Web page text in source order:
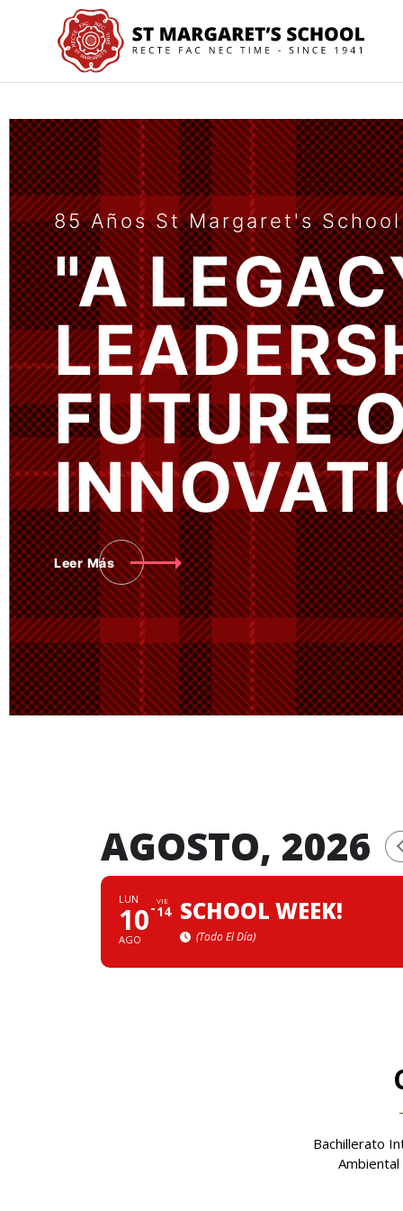
St Margaret's School
OF
OF
STM Old Girls
SÉ
NUESTRA
Más información
AGOSTO, 2026
LUN
10
AGO
VIE
14 SCHOOL WEEK!
(Todo El Día)
Bachillerato